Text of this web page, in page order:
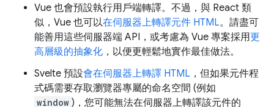
Vue 也會預設執行用戶端轉譯。不過，與 React 類
似，Vue 也可以在伺服器上轉譯元件 HTML。請盡可
能善用這些伺服器端 API，或考慮為 Vue 專案採用更
高層級的抽象化 ，以便更輕鬆地實作最佳做法。
Svelte 預設會在伺服器上轉譯 HTML ，但如果元件程
式碼需要存取瀏覽器專屬的命名空間 (例如
window )，您可能無法在伺服器上轉譯該元件的